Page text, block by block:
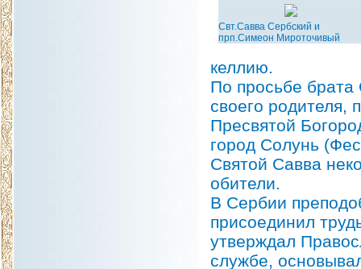
Свт.Савва Сербский и
прп.Симеон Мироточивый
келлию.
По просьбе
своего родителя,
Пресвятой
город Солунь
Святой Савва
обители.
В Сербии
присоединил
утверждал
службе,